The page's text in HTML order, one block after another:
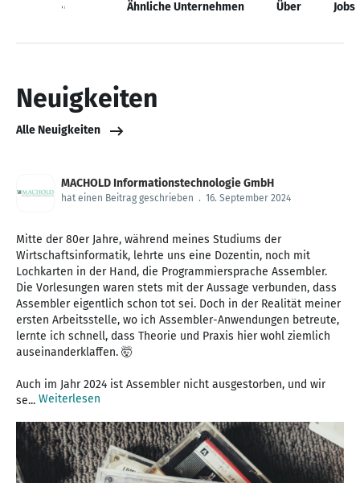
Neuigkeiten Ähnliche Unternehmen Über Jobs
Neuigkeiten
Alle Neuigkeiten
MACHOLD Informationstechnologie GmbH
hat einen Beitrag geschrieben . 16. September 2024
Mitte der 80er Jahre, während meines Studiums der
Wirtschaftsinformatik, lehrte uns eine Dozentin, noch mit
Lochkarten in der Hand, die Programmiersprache Assembler.
Die Vorlesungen waren stets mit der Aussage verbunden, dass
Assembler eigentlich schon tot sei. Doch in der Realität meiner
ersten Arbeitsstelle, wo ich Assembler-Anwendungen betreute,
lernte ich schnell, dass Theorie und Praxis hier wohl ziemlich
auseinanderklaffen. 🤯
Auch im Jahr 2024 ist Assembler nicht ausgestorben, und wir
se... Weiterlesen